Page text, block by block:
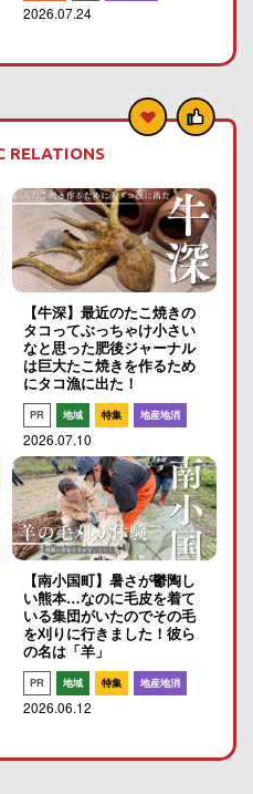
2026.07.24
RELATIONS
【牛深】最近のたこ焼きの
タコってぶっちゃけ小さい
なと思った肥後ジャーナル
は巨大たこ焼きを作るため
にタコ漁に出た！
PR 地域 特集 地産地消
2026.07.10
【南小国町】暑さが鬱陶し
い熊本…なのに毛皮を着て
いる集団がいたのでその毛
を刈りに行きました！彼ら
の名は「羊」
PR 地域 特集 地産地消
2026.06.12